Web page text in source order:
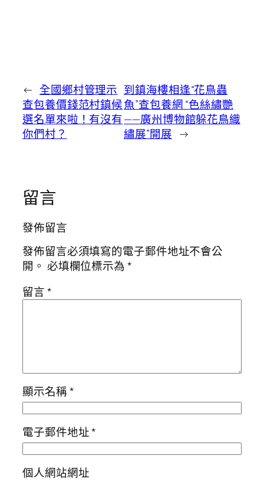
← 全國鄉村管理示
查包養價錢范村鎮候
選名單來啦！有沒有
你們村？
到鎮海樓相逢“花鳥蟲
魚”查包養網 “色絲繡艷
——廣州博物館躲花鳥織
繡展”開展 →
留言
發佈留言
發佈留言必須填寫的電子郵件地址不會公
開。 必填欄位標示為*
留言*
顯示名稱*
電子郵件地址*
個人網站網址